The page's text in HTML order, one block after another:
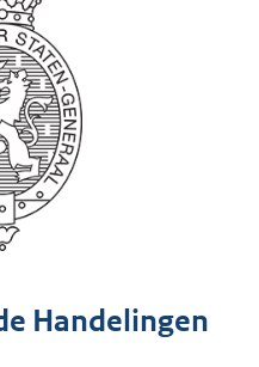
Handelingen